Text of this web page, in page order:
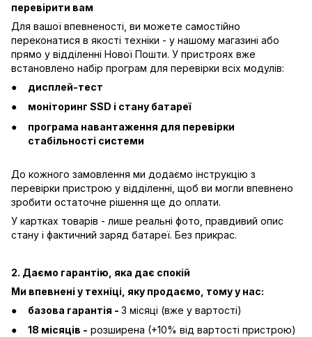
перевірити вам
Для вашої впевненості, ви можете самостійно
переконатися в якості техніки - у нашому магазині або
прямо у відділенні Нової Пошти. У пристроях вже
встановлено набір програм для перевірки всіх модулів:
дисплей-тест
моніторинг SSD і стану батареї
програма навантаження для перевірки
стабільності системи
До кожного замовлення ми додаємо інструкцію з
перевірки пристрою у відділенні, щоб ви могли впевнено
зробити остаточне рішення ще до оплати.
У картках товарів - лише реальні фото, правдивий опис
стану і фактичний заряд батареї. Без прикрас.
2. Даємо гарантію, яка дає спокій
Ми впевнені у техніці, яку продаємо, тому у нас:
базова гарантія - 3 місяці (вже у вартості)
18 місяців - розширена (+10% від вартості пристрою)